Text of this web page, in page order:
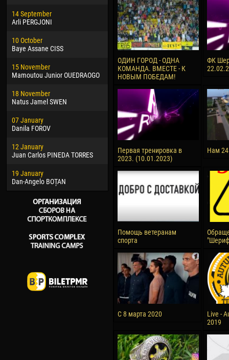
14 September
Arli PERGJONI
10 October
Baye Assane CISS
15 November
Mamoutou Junior OUEDRAOGO
18 November
Natus Jamel SWEN
07 January
Danila FOROV
12 January
Juan Carlos PINEDA TORRES
19 January
Dan-Angelo BOȚAN
24 February
Vladislav COSTIN
02 March
Veaceslav COZMA
09 March
Emmanuel AFETSE
Jayder Moreno ASPRILLA
22 March
Samba KONÉ
26 March
Vitor Hugo Morais de OLIVEIRA
28 March
Raí LOPES DE OLIVEIRA
13
15
24
10
15
Jair
ОДИН ГОРОД - ОДНА
КОМАНДА. ВМЕСТЕ - К
НОВЫМ ПОБЕДАМ!
ФК
Первая тренировка в
2023. (10.01.2023)
Нам
Помощь ветеранам
спорта
С 8 марта 2020
Live -
2019